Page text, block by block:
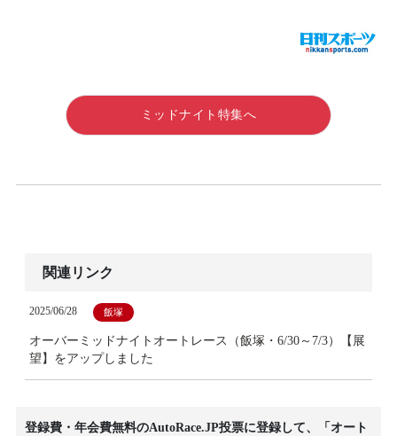
ミッドナイト特集へ
関連リンク
2025/06/28 飯塚
オーバーミッドナイトオートレース（飯塚・6/30～7/3）【展
望】をアップしました
登録費・年会費無料のAutoRace.JP投票に登録して、「オート